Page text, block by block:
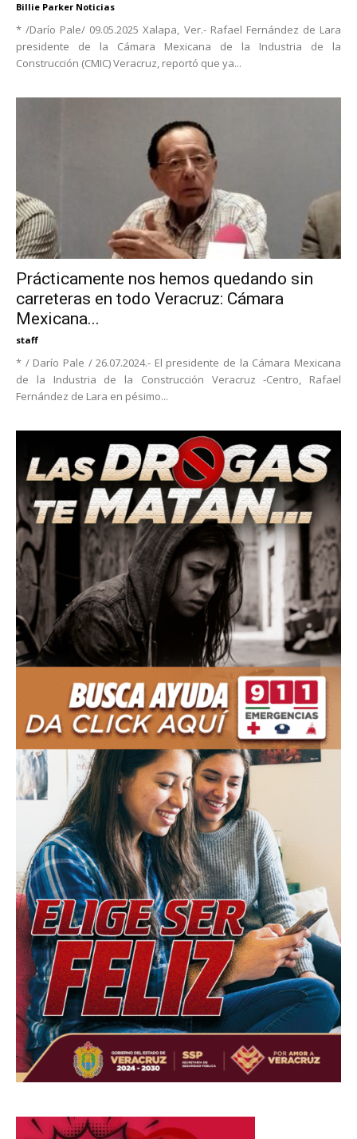
Billie Parker Noticias
* /Darío Pale/ 09.05.2025 Xalapa, Ver.- Rafael Fernández de Lara
presidente de la Cámara Mexicana de la Industria de la
Construcción (CMIC) Veracruz, reportó que ya...
Prácticamente nos hemos quedando sin
carreteras en todo Veracruz: Cámara
Mexicana...
staff
* / Darío Pale / 26.07.2024.- El presidente de la Cámara Mexicana
de la Industria de la Construcción Veracruz -Centro, Rafael
Fernández de Lara en pésimo...